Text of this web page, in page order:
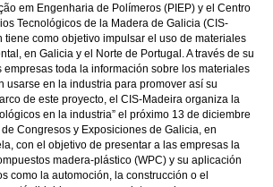
em Engenharia de Polímeros (PIEP) y el Centro
Tecnológicos de la Madera de Galicia (CIS-
tiene como objetivo impulsar el uso de materiales
en Galicia y el Norte de Portugal. A través de su
empresas toda la información sobre los materiales
usarse en la industria para promover así su
de este proyecto, el CIS-Madeira organiza la
en la industria” el próximo 13 de diciembre
Congresos y Exposiciones de Galicia, en
con el objetivo de presentar a las empresas la
madera-plástico (WPC) y su aplicación
como la automoción, la construcción o el